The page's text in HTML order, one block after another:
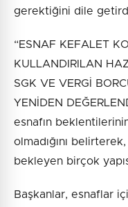
gerektiğini dile
“ESNAF KEFALET
KULLANDIRILAN
SGK VE VERGİ
YENİDEN
esnafın
olmadığını
bekleyen birçok
Başkanlar, esnaflar